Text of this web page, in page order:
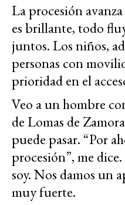
La procesión
es brillante, todo
juntos. Los niños,
personas con
prioridad en el
Veo a un hombre
de Lomas de
puede pasar. “Por
procesión”, me
soy. Nos damos un
muy fuerte.